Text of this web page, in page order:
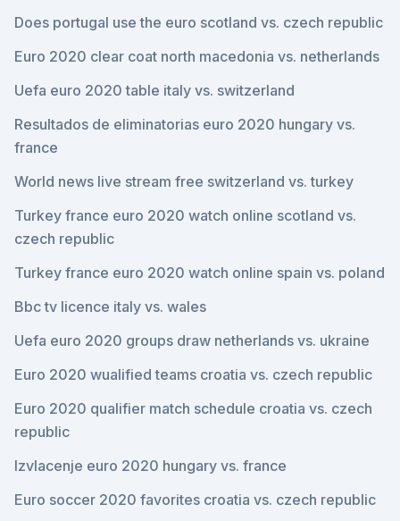
Does portugal use the euro scotland vs. czech republic
Euro 2020 clear coat north macedonia vs. netherlands
Uefa euro 2020 table italy vs. switzerland
Resultados de eliminatorias euro 2020 hungary vs.
france
World news live stream free switzerland vs. turkey
Turkey france euro 2020 watch online scotland vs.
czech republic
Turkey france euro 2020 watch online spain vs. poland
Bbc tv licence italy vs. wales
Uefa euro 2020 groups draw netherlands vs. ukraine
Euro 2020 wualified teams croatia vs. czech republic
Euro 2020 qualifier match schedule croatia vs. czech
republic
Izvlacenje euro 2020 hungary vs. france
Euro soccer 2020 favorites croatia vs. czech republic